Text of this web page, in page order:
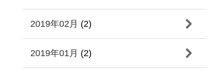
2019年02月 (2)
2019年01月 (2)